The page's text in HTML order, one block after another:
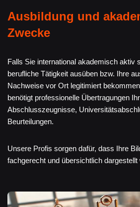
Ausbildung und
Zwecke
Falls Sie international akademisch aktiv
berufliche Tätigkeit ausüben bzw. Ihre
Nachweise vor Ort legitimiert
benötigt professionelle Übertragungen
Abschlusszeugnisse,
Beurteilungen.
Unsere Profis sorgen dafür, dass Ihre
fachgerecht und übersichtlich dargestellt